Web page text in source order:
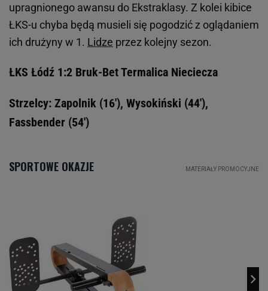
upragnionego awansu do Ekstraklasy. Z kolei kibice
ŁKS-u chyba będą musieli się pogodzić z oglądaniem
ich drużyny w 1. Lidze przez kolejny sezon.
ŁKS Łódź 1:2 Bruk-Bet Termalica Nieciecza
Strzelcy: Zapolnik (16'), Wysokiński (44'),
Fassbender (54')